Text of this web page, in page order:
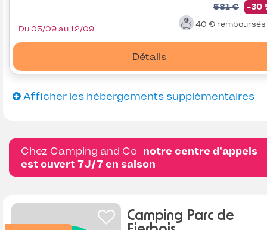
581 € -30
40 € remboursés
Détails
Du 05/09 au 12/09
Afficher les hébergements supplémentaires
Chez Camping and Co notre centre d'appels
est ouvert 7J/7 en saison
Camping Parc de